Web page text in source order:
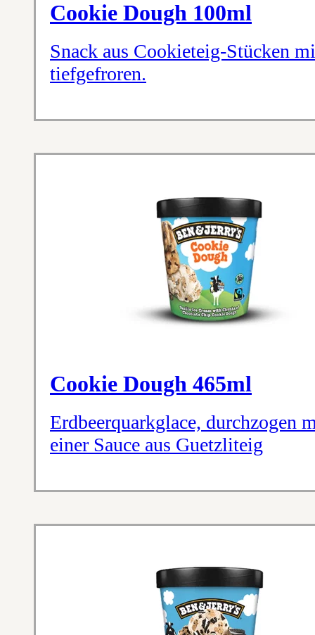
Cookie Dough 100ml
Snack aus Cookieteig-Stücken
tiefgefroren.
Cookie Dough 465ml
Erdbeerquarkglace, durchzogen
einer Sauce aus Guetzliteig